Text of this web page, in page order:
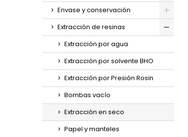
Envase y conservación
Extracción de resinas
Extracción por agua
Extracción por solvente BHO
Extracción por Presión Rosin
Bombas vacío
Extracción en seco
Papel y manteles